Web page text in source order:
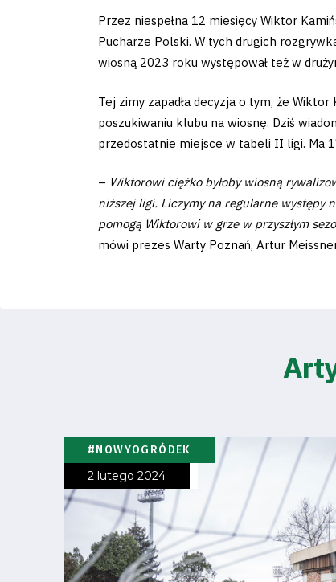
Pierwszy
zespół
Amp
Przez niespełna 12 miesięcy Wiktor
Pucharze Polski. W tych drugich
wiosną 2023 roku występował też w
Tej zimy zapadła decyzja o tym, że
poszukiwaniu klubu na wiosnę. Dziś
przedostatnie miejsce w tabeli II ligi. Ma
– Wiktorowi ciężko byłoby wiosną
niższej ligi. Liczymy na regularne występy
pomogą Wiktorowi w grze w przyszłym
mówi prezes Warty Poznań, Artur
#NOWYOGRÓDEK
2 lutego 2024